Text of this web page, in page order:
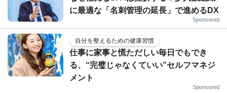
に最適な「名刺管理の延長」で進めるDX
Sponsored
自分を整えるための健康習慣
仕事に家事と慌ただしい毎日でもでき
る、“完璧じゃなくていい”セルフマネジ
メント
Sponsored